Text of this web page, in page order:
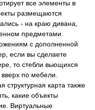
все элементы в
размещаются
- на краю дивана,
предметами
с дополненной
если вы сделаете
то стебли вьющихся
по мебели.
структурная карта также
какие объекты
Виртуальные